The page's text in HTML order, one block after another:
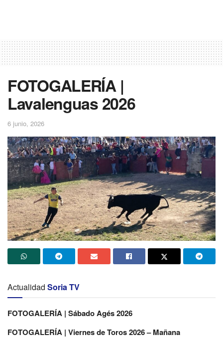
FOTOGALERÍA |
Lavalenguas 2026
6 junio, 2026
Actualidad Soria TV
FOTOGALERÍA | Sábado Agés 2026
FOTOGALERÍA | Viernes de Toros 2026 – Mañana